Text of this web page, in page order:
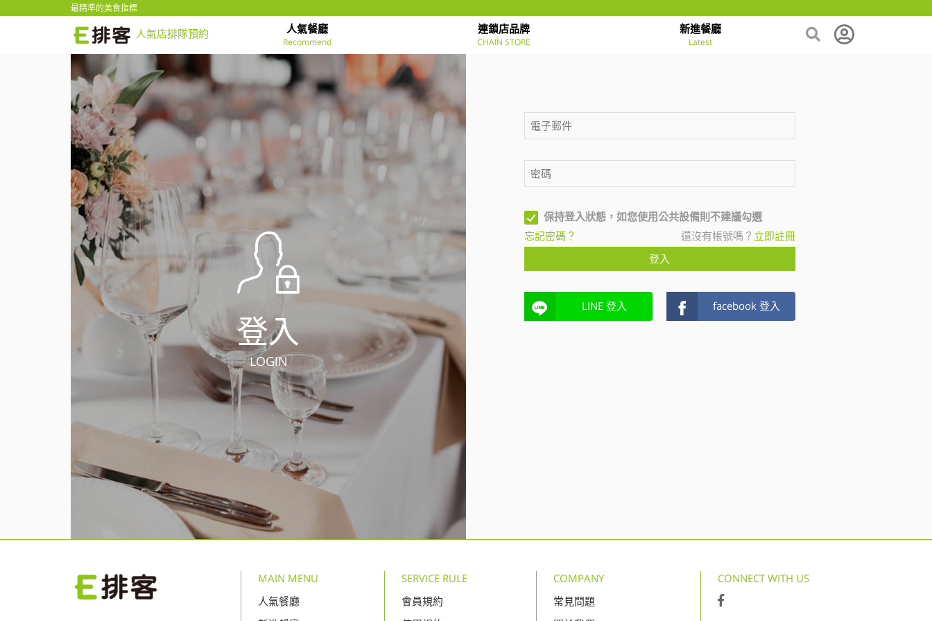
最精準的美食指標
人氣店排隊預約 人氣餐廳
Recommend
連鎖店品牌
CHAIN STORE
新進餐廳
Latest
登入
LOGIN
保持登入狀態，如您使用公共設備則不建議勾選
忘記密碼？
還沒有帳號嗎？ 立即註冊
登入
LINE 登入 facebook 登入
MAIN MENU
人氣餐廳
SERVICE RULE
會員規約
COMPANY
常見問題
CONNECT WITH US